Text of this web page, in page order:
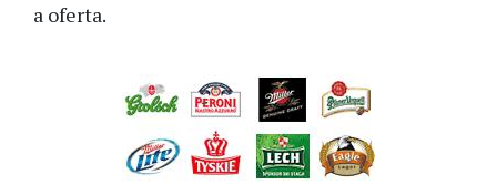
a oferta.